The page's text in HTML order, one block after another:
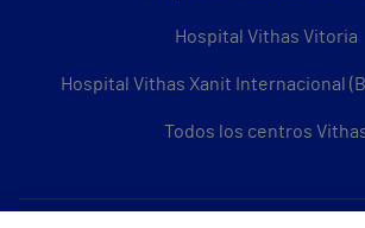
Hospital Vithas Vitoria
Hospital Vithas Xanit Internacional
Todos los centros